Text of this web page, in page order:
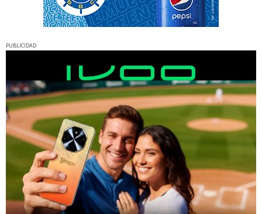
PUBLICIDAD